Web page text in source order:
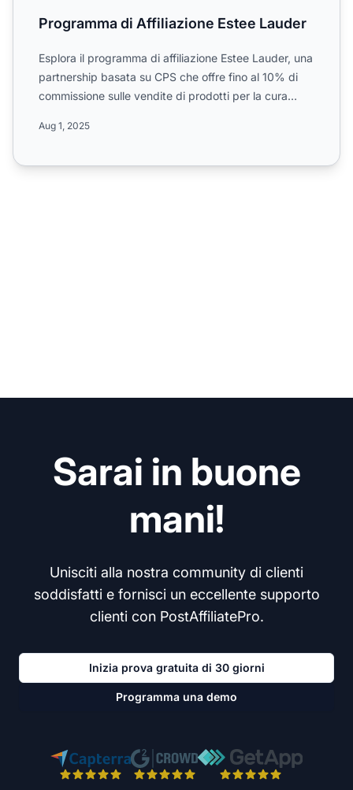
Programma di Affiliazione Estee Lauder
Esplora il programma di affiliazione Estee Lauder, una
partnership basata su CPS che offre fino al 10% di
commissione sulle vendite di prodotti per la cura
Aug 1, 2025
Sarai in buone
mani!
Unisciti alla nostra community di clienti
soddisfatti e fornisci un eccellente supporto
clienti con PostAffiliatePro.
Inizia prova gratuita di 30 giorni
Programma una demo